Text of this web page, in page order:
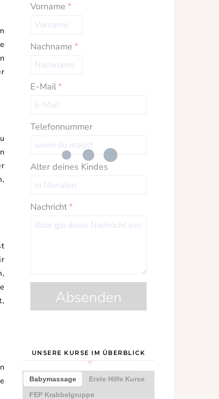
Vorname *
Nachname *
E-Mail*
Telefonnummer
Alter deines Kindes
Nachricht*
Absenden
UNSERE KURSE IM ÜBERBLICK